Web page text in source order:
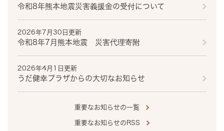
令和8年熊本地震災害義援金の受付について
2026年7月30日更新
令和8年7月熊本地震 災害代理寄附
2026年4月1日更新
うだ健幸プラザからの大切なお知らせ
重要なお知らせの一覧
重要なお知らせのRSS